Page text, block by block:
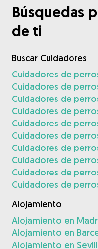
Búsquedas
de ti
Buscar Cuidadores
Cuidadores de
Cuidadores de
Cuidadores de
Cuidadores de
Cuidadores de
Cuidadores de
Cuidadores de
Cuidadores de
Cuidadores de
Cuidadores de
Alojamiento
Alojamiento en
Alojamiento en
Alojamiento en